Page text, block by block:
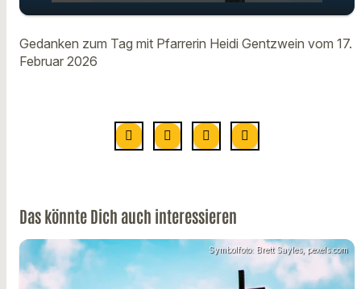
play_arrow Gedanken zum Tag mit Pfarrerin
Heidi Gentzwein vom 17. Februar
Gedanken zum Tag mit Pfarrerin Heidi Gentzwein vom 17.
Februar 2026
Das könnte Dich auch interessieren
Symbolfoto: Brett Sayles, pexels.com